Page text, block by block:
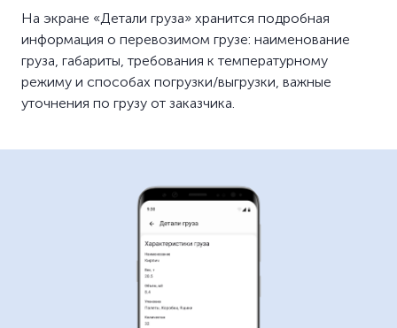
На экране «Детали груза» хранится подробная
информация о перевозимом грузе: наименование
груза, габариты, требования к температурному
режиму и способах погрузки/выгрузки, важные
уточнения по грузу от заказчика.